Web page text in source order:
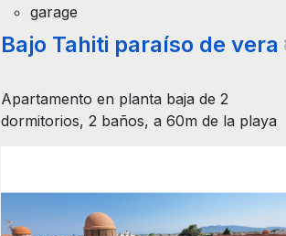
garage
Bajo Tahiti paraíso de vera
Apartamento en planta baja de 2
dormitorios, 2 baños, a 60m de la playa